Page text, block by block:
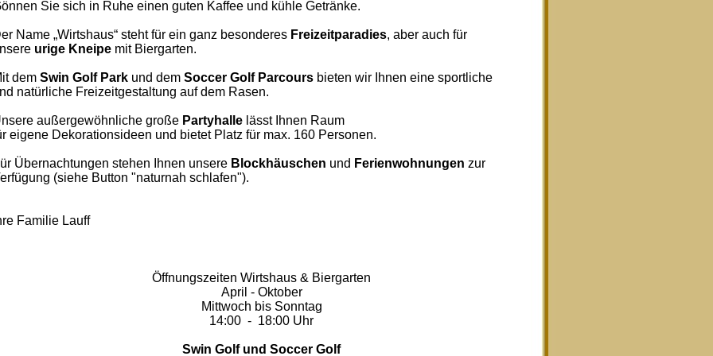
Sie sich in Ruhe einen guten Kaffee und kühle Getränke.
Name „Wirtshaus“ steht für ein ganz besonderes Freizeitparadies, aber auch für
urige Kneipe mit Biergarten.
dem Swin Golf Park und dem Soccer Golf Parcours bieten wir Ihnen eine sportliche
natürliche Freizeitgestaltung auf dem Rasen.
außergewöhnliche große Partyhalle lässt Ihnen Raum
eigene Dekorationsideen und bietet Platz für max. 160 Personen.
Übernachtungen stehen Ihnen unsere Blockhäuschen und Ferienwohnungen zur
(siehe Button "naturnah schlafen").
Familie Lauff
Öffnungszeiten Wirtshaus & Biergarten
April - Oktober
Mittwoch bis Sonntag
14:00 - 18:00 Uhr
Swin Golf und Soccer Golf